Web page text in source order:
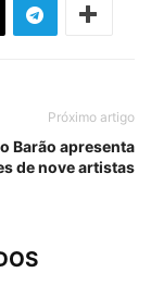
Próximo artigo
Barão apresenta
de nove artistas